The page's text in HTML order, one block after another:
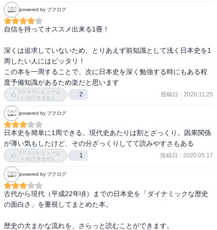
powered by ブクログ
自信を持ってオススメ出来る1冊！
深くは追求していないため、とりあえず前知識として浅く日本史を1
周したい人にはピッタリ！
この本を一周することで、次に日本史を深く勉強する時にもある程
度予備知識があるため楽だと思います
ブクログレビューは
いいねできません
2 投稿日 : 2020.11.25
powered by ブクログ
日本史を簡単に1周できる。現代史あたりは割とざっくり。因果関係
が薄い気もしたけど、その分ざっくりしてて読みやすさもある
ブクログレビューは
いいねできません
1 投稿日 : 2020.05.17
powered by ブクログ
古代から現代（平成22年頃）までの日本史を「ダイナミックな歴史
の面白さ」を重視してまとめた本。
歴史の大まかな流れを、さらっと読むことができます。